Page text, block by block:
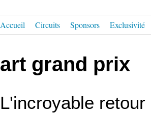
Accueil Circuits Sponsors Exclusivité
art grand prix
L'incroyable